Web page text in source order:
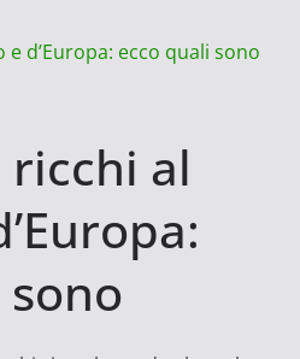
d’Europa: ecco quali sono
ricchi al